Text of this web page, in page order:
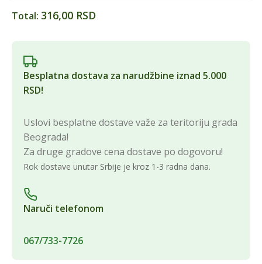
Total: 316,00 RSD
Besplatna dostava za narudžbine iznad 5.000
RSD!
Uslovi besplatne dostave važe za teritoriju grada
Beograda!
Za druge gradove cena dostave po dogovoru!
Rok dostave unutar Srbije je kroz 1-3 radna dana.
Naruči telefonom
067/733-7726